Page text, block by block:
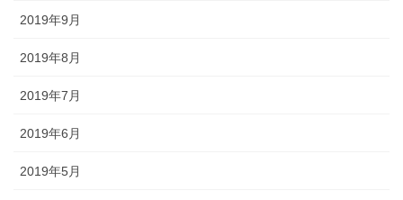
2019年9月
2019年8月
2019年7月
2019年6月
2019年5月